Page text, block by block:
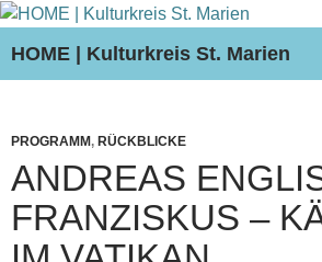
HOME | Kulturkreis St. Marien
PROGRAMM, RÜCKBLICKE
ANDREAS
FRANZISKUS –